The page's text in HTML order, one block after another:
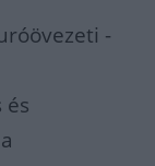
-
és